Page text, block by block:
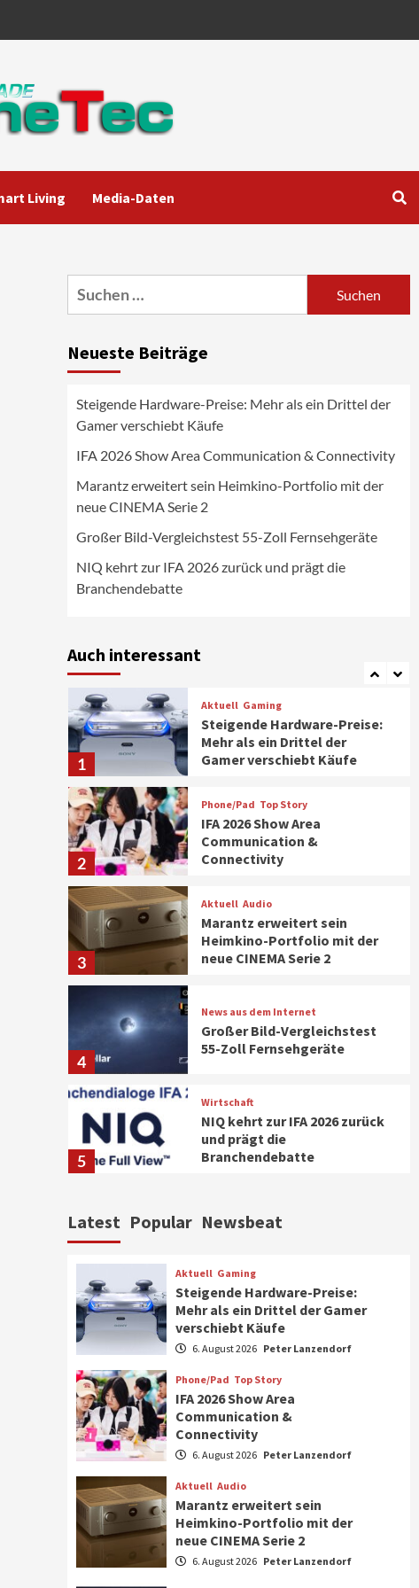
Living Media-Daten
Suchen
nach:
Neueste Beiträge
Steigende Hardware-Preise: Mehr als ein Drittel der
Gamer verschiebt Käufe
IFA 2026 Show Area Communication & Connectivity
Marantz erweitert sein Heimkino-Portfolio mit der
neue CINEMA Serie 2
Großer Bild-Vergleichstest 55-Zoll Fernsehgeräte
NIQ kehrt zur IFA 2026 zurück und prägt die
Branchendebatte
Auch interessant
Marantz erweitert sein
4
News aus dem Internet
55-Zoll Fernsehgeräte
5
Wirtschaft
NIQ kehrt zur IFA 2026 zurück
Branchendebatte
6
Aktuell
in strategisch wichtigen
Märkten aus
7
Ventilatoren
1
Aktuell Gaming
Steigende Hardware-Preise:
Mehr als ein Drittel der
Gamer verschiebt Käufe
2
Phone/Pad Top Story
IFA 2026 Show Area
Communication &
Connectivity
3
Aktuell Audio
Marantz erweitert sein
Heimkino-Portfolio mit der
neue CINEMA Serie 2
4
News aus dem Internet
Großer Bild-Vergleichstest
55-Zoll Fernsehgeräte
5
Wirtschaft
NIQ kehrt zur IFA 2026 zurück
und prägt die
Branchendebatte
6
CHERRY baut Vertriebsteam
7
Smart Living Top Story
Verbraucher setzen immer
mehr auf Klimageräte und
Ventilatoren
1
Aktuell Gaming
Steigende Hardware-Preise:
Mehr als ein Drittel der
Gamer verschiebt Käufe
Phone/Pad Top Story
IFA 2026 Show Area
Communication &
Connectivity
Latest Popular Newsbeat
Aktuell Gaming
Steigende Hardware-Preise:
Mehr als ein Drittel der Gamer
verschiebt Käufe
6. August 2026 Peter Lanzendorf
Phone/Pad Top Story
IFA 2026 Show Area
Communication &
Connectivity
6. August 2026 Peter Lanzendorf
Aktuell Audio
Marantz erweitert sein
Heimkino-Portfolio mit der
neue CINEMA Serie 2
6. August 2026 Peter Lanzendorf